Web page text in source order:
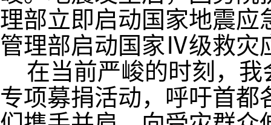
理部立即启动国家地震应
管理部启动国家Ⅳ级救灾
在当前严峻的时刻，
专项募捐活动，呼吁首